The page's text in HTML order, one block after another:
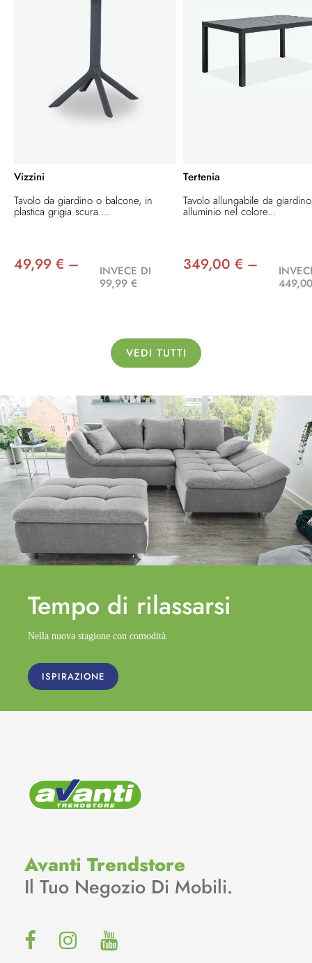
Vizzini
Tavolo da giardino o balcone, in
plastica grigia scura....
49,99 € –
INVECE DI
99,99 €
Tertenia
Tavolo allungabile da
alluminio nel colore...
349,00 € –
VEDI TUTTI
Tempo di rilassarsi
Nella nuova stagione con comodità.
ISPIRAZIONE
Avanti Trendstore
Il Tuo Negozio Di Mobili.